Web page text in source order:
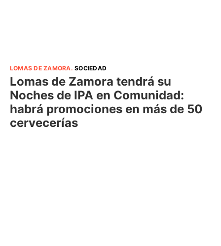
LOMAS DE ZAMORA.SOCIEDAD
Lomas de Zamora tendrá su
Noches de IPA en Comunidad:
habrá promociones en más de 50
cervecerías